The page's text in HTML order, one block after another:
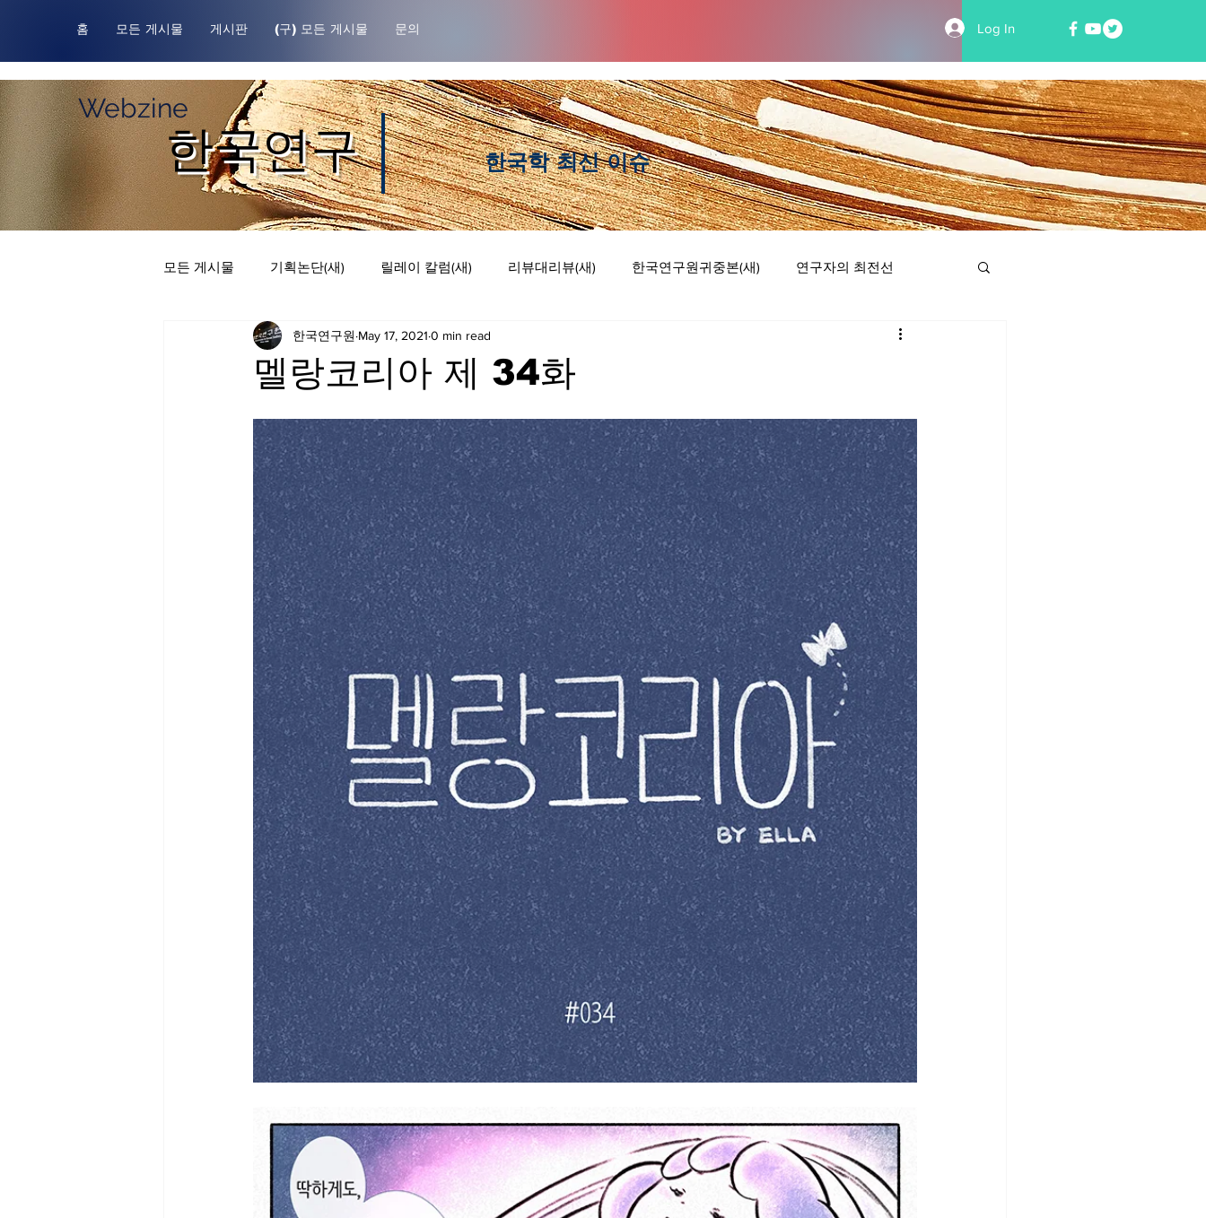
홈 모든 게시물 게시판 (구) 모든 게시물 문의 Log In
Webzine
​한국학 최신 이슈
한국연구
모든 게시물 기획논단(새) 릴레이 칼럼(새) 리뷰대리뷰(새) 한국연구원귀중본(새) 연구자의 최전선
한국연구원귀중본 릴레이 칼럼 리뷰 대 리뷰
멜랑코리아 제 34화
한국연구원 May 17, 2021 0 min read